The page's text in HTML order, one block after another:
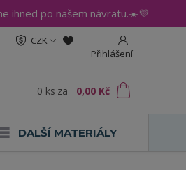
ihned po našem návratu.☀️💜
CZK
Přihlášení
0 ks za 0,00 Kč
DALŠÍ MATERIÁLY